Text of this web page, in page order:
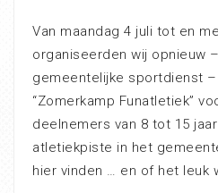
Van maandag 4 juli tot en
organiseerden wij opnieuw
gemeentelijke sportdienst –
“Zomerkamp Funatletiek”
deelnemers van 8 tot 15
atletiekpiste in het
hier vinden … en of het leuk